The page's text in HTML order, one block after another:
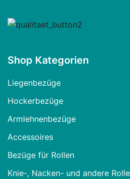
Shop Kategorien
Liegenbezüge
Hockerbezüge
Armlehnenbezüge
Accessoires
Bezüge für Rollen
Knie-, Nacken- und andere